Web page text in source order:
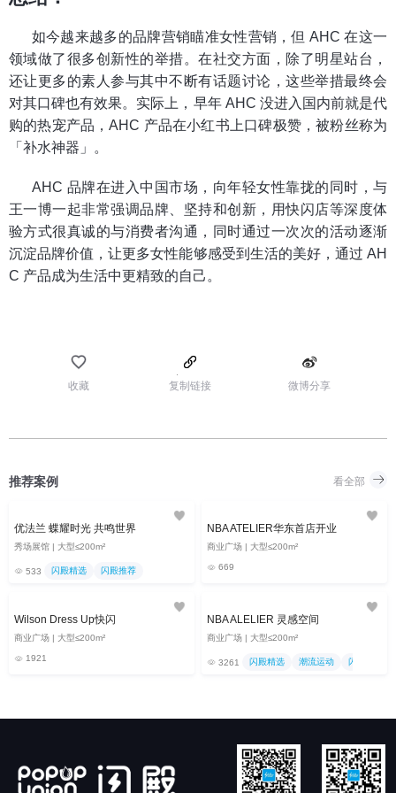
如今越来越多的品牌营销瞄准女性营销，但 AHC 在这一
领域做了很多创新性的举措。在社交方面，除了明星站台，
还让更多的素人参与其中不断有话题讨论，这些举措最终会
对其口碑也有效果。实际上，早年 AHC 没进入国内前就是代
购的热宠产品，AHC 产品在小红书上口碑极赞，被粉丝称为
「补水神器」。
AHC 品牌在进入中国市场，向年轻女性靠拢的同时，与
王一博一起非常强调品牌、坚持和创新，用快闪店等深度体
验方式很真诚的与消费者沟通，同时通过一次次的活动逐渐
沉淀品牌价值，让更多女性能够感受到生活的美好，通过 AH
C 产品成为生活中更精致的自己。
收藏 复制链接 微博分享
推荐案例 看全部
优法兰 蝶耀时光 共鸣世界
秀场展馆 | 大型≤200m²
533 闪殿精选 闪殿推荐
NBA ATELIER华东首店开业
商业广场 | 大型≤200m²
669
Wilson Dress Up快闪
商业广场 | 大型≤200m²
1921
NBA ALELIER 灵感空间
商业广场 | 大型≤200m²
3261 闪殿精选 潮流运动 闪殿推荐